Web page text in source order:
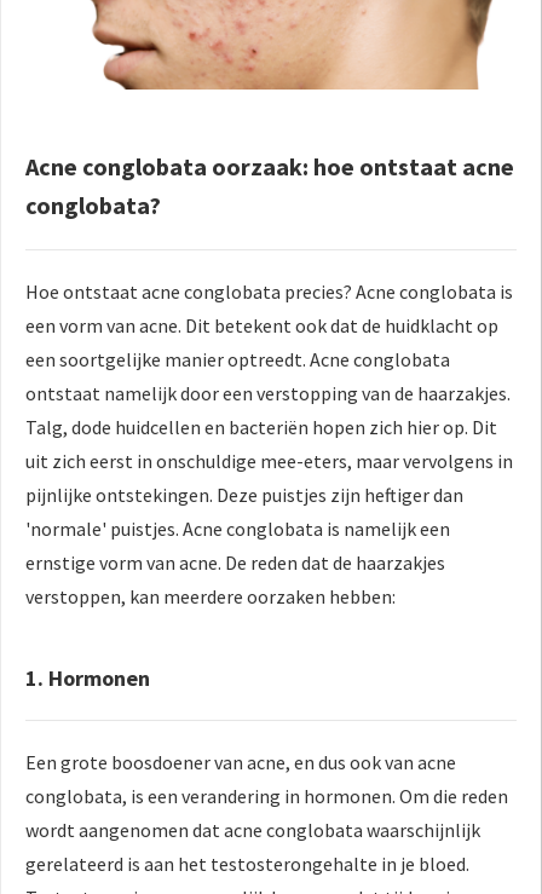
Acne conglobata oorzaak: hoe ontstaat acne
conglobata?
Hoe ontstaat acne conglobata precies? Acne conglobata is
een vorm van acne. Dit betekent ook dat de huidklacht op
een soortgelijke manier optreedt. Acne conglobata
ontstaat namelijk door een verstopping van de haarzakjes.
Talg, dode huidcellen en bacteriën hopen zich hier op. Dit
uit zich eerst in onschuldige mee-eters, maar vervolgens in
pijnlijke ontstekingen. Deze puistjes zijn heftiger dan
'normale' puistjes. Acne conglobata is namelijk een
ernstige vorm van acne. De reden dat de haarzakjes
verstoppen, kan meerdere oorzaken hebben:
1. Hormonen
Een grote boosdoener van acne, en dus ook van acne
conglobata, is een verandering in hormonen. Om die reden
wordt aangenomen dat acne conglobata waarschijnlijk
gerelateerd is aan het testosterongehalte in je bloed.